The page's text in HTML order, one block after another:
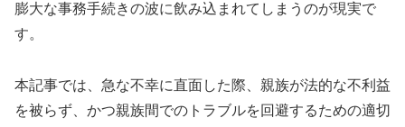
膨大な事務手続きの波に飲み込まれてしまうのが現実で
す。
本記事では、急な不幸に直面した際、親族が法的な不利益
を被らず、かつ親族間でのトラブルを回避するための適切